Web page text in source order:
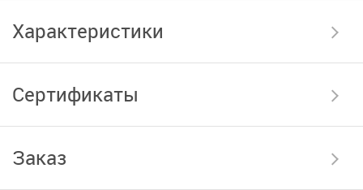
Характеристики
Сертификаты
Заказ